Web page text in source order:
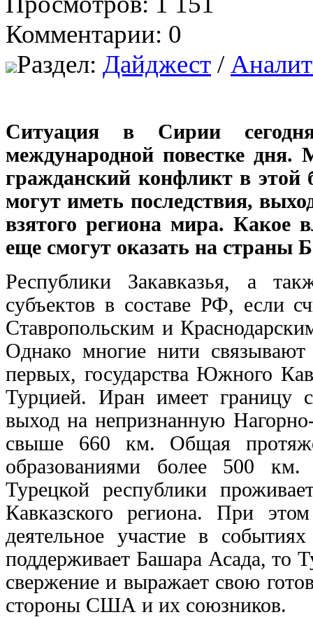
Комментарии: 0
Раздел: Дайджест /
Ситуация в Сирии
международной повестке дня.
гражданский конфликт в
могут иметь последствия,
взятого региона мира. Какое
еще смогут оказать на страны
Республики Закавказья, а
субъектов в составе РФ, если
Ставропольским и
Однако многие нити
первых, государства Южного
Турцией. Иран имеет границу
выход на непризнанную
свыше 660 км. Общая
образованиями более 500
Турецкой республики
Кавказского региона. При
деятельное участие в
поддерживает Башара Асада, то
свержение и выражает свою
стороны США и их союзников.